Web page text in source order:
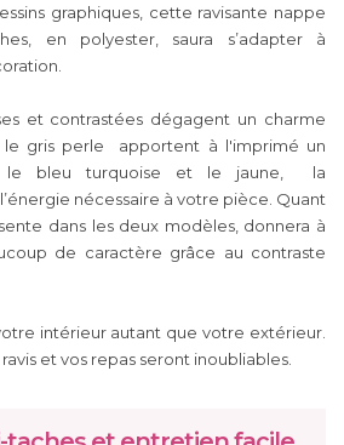
graphiques, cette ravisante nappe
en polyester, saura s’adapter à
et contrastées dégagent un charme
le gris perle apportent à l'imprimé un
le bleu turquoise et le jaune, la
nécessaire à votre pièce. Quant
dans les deux modèles, donnera à
de caractère grâce au contraste
intérieur autant que votre extérieur.
et vos repas seront inoubliables.